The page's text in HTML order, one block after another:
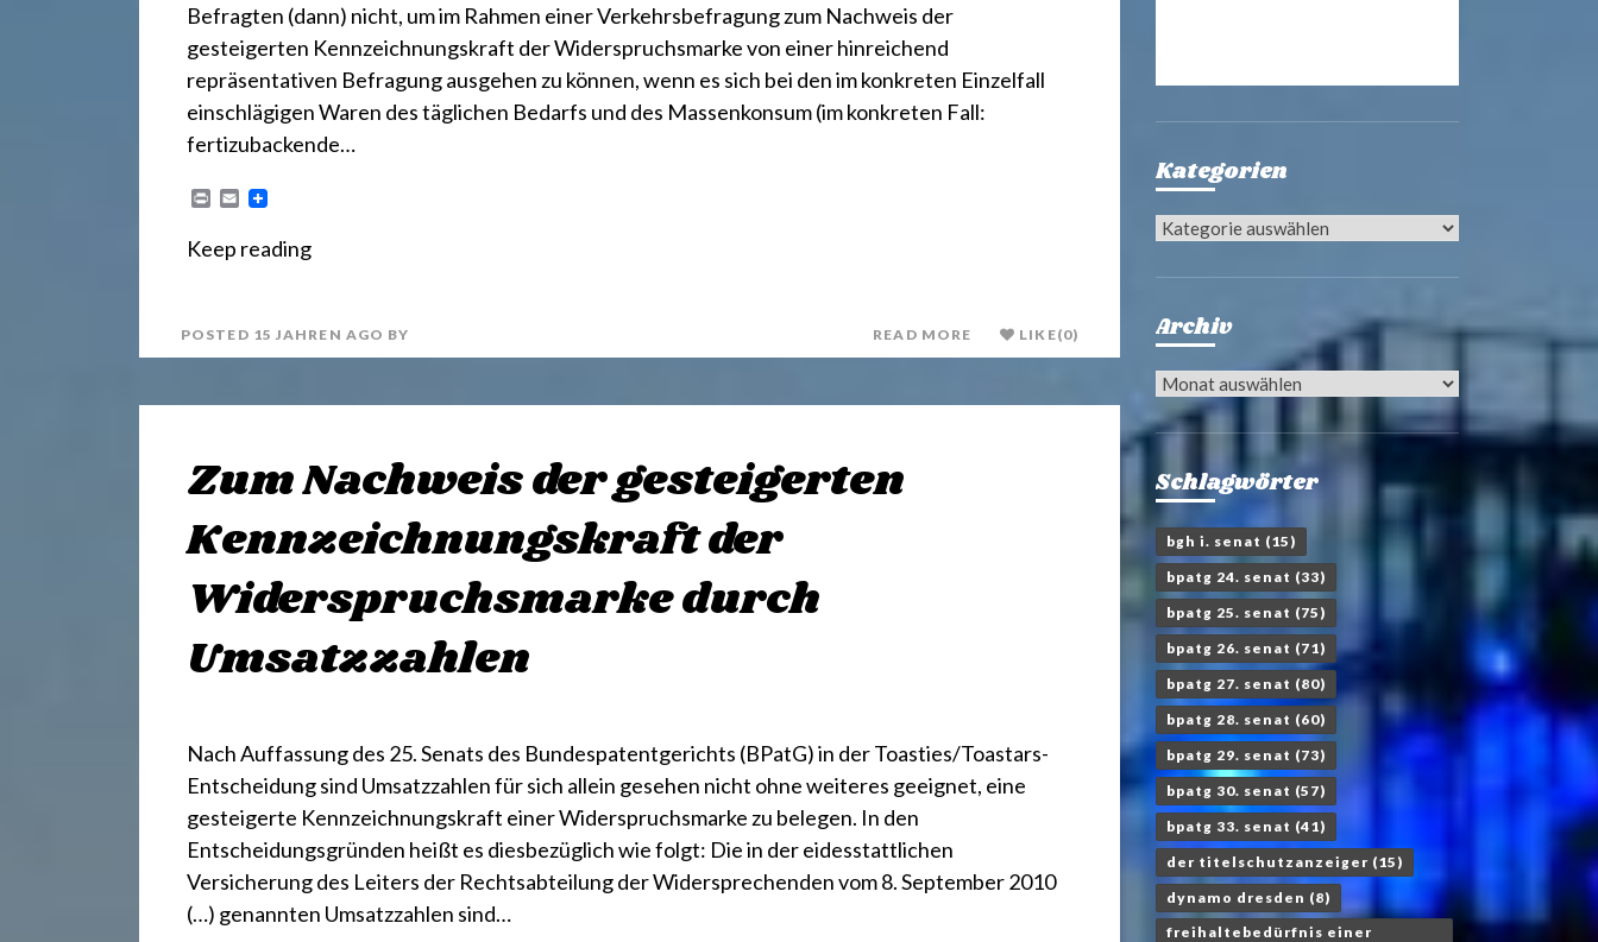
4
Befragten (dann) nicht, um im Rahmen einer Verkehrsbefragung zum Nachweis der
gesteigerten Kennzeichnungskraft der Widerspruchsmarke von einer hinreichend
repräsentativen Befragung ausgehen zu können, wenn es sich bei den im konkreten Einzelfall
einschlägigen Waren des täglichen Bedarfs und des Massenkonsum (im konkreten Fall:
fertizubackende…
n
E
i
Keep reading
POSTED 15 JAHREN AGO BY READ MORE LIKE(0)
Zum Nachweis der gesteigerten
Kennzeichnungskraft der
Widerspruchsmarke durch
Umsatzzahlen
Nach Auffassung des 25. Senats des Bundespatentgerichts (BPatG) in der Toasties/Toastars-
Entscheidung sind Umsatzzahlen für sich allein gesehen nicht ohne weiteres geeignet, eine
gesteigerte Kennzeichnungskraft einer Widerspruchsmarke zu belegen. In den
Entscheidungsgründen heißt es diesbezüglich wie folgt: Die in der eidesstattlichen
Versicherung des Leiters der Rechtsabteilung der Widersprechenden vom 8. September 2010
(…) genannten Umsatzzahlen sind…
Kategorien
Kategorien
Archiv
Archiv
Schlagwörter
bgh i. senat (15)
bpatg 24. senat (33)
bpatg 25. senat (75)
bpatg 26. senat (71)
bpatg 27. senat (80)
bpatg 28. senat (60)
bpatg 29. senat (73)
bpatg 30. senat (57)
bpatg 33. senat (41)
der titelschutzanzeiger (15)
dynamo dresden (8)
freihaltebedürfnis einer